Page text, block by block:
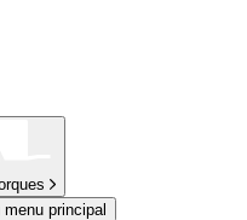
menu principal